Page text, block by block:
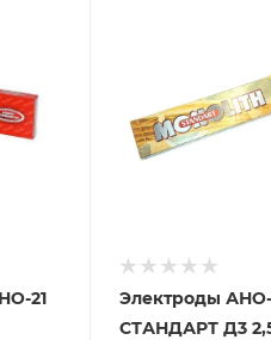
Электроды АНО-
СТАНДАРТ Д3